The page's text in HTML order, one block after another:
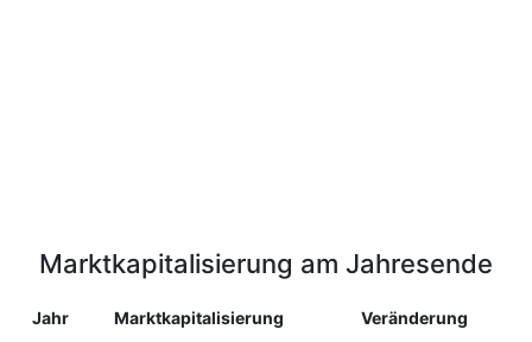
Marktkapitalisierung am Jahresende
Jahr Marktkapitalisierung Veränderung